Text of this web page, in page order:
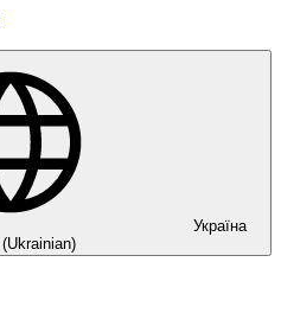
Україна
(Ukrainian)